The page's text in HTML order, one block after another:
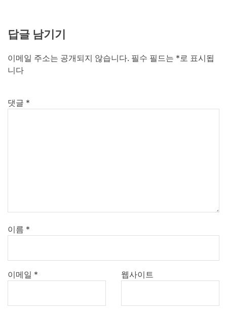
답글 남기기
이메일 주소는 공개되지 않습니다. 필수 필드는 * 로 표시됩
니다
댓글 *
이름 *
이메일 * 웹사이트